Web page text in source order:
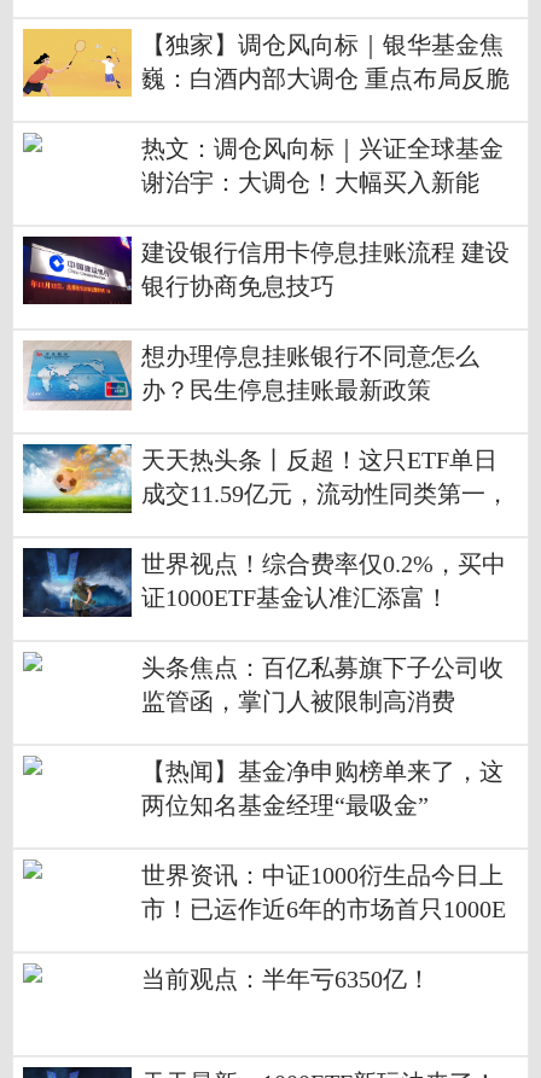
【独家】调仓风向标｜银华基金焦
巍：白酒内部大调仓 重点布局反脆
热文：调仓风向标｜兴证全球基金
谢治宇：大调仓！大幅买入新能
建设银行信用卡停息挂账流程 建设
银行协商免息技巧
想办理停息挂账银行不同意怎么
办？民生停息挂账最新政策
天天热头条丨反超！这只ETF单日
成交11.59亿元，流动性同类第一，
世界视点！综合费率仅0.2%，买中
证1000ETF基金认准汇添富！
头条焦点：百亿私募旗下子公司收
监管函，掌门人被限制高消费
【热闻】基金净申购榜单来了，这
两位知名基金经理“最吸金”
世界资讯：中证1000衍生品今日上
市！已运作近6年的市场首只1000E
受资金追捧！
当前观点：半年亏6350亿！